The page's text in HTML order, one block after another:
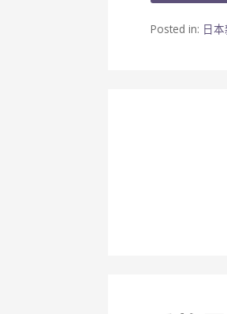
Posted in: 日